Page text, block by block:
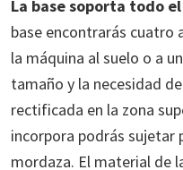
La base soporta todo
base encontrarás cuatro
la máquina al suelo o a
tamaño y la necesidad
rectificada en la zona
incorpora podrás sujetar
mordaza. El material de